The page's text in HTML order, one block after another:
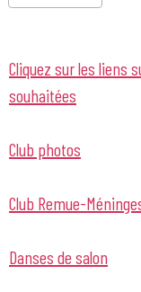
Cliquez sur les liens
souhaitées
Club photos
Club Remue-
Danses de salon